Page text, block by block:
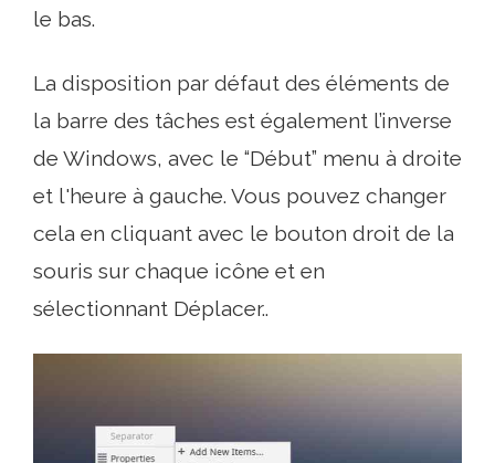
le bas.
La disposition par défaut des éléments de
la barre des tâches est également l’inverse
de Windows, avec le “Début” menu à droite
et l'heure à gauche. Vous pouvez changer
cela en cliquant avec le bouton droit de la
souris sur chaque icône et en
sélectionnant Déplacer..